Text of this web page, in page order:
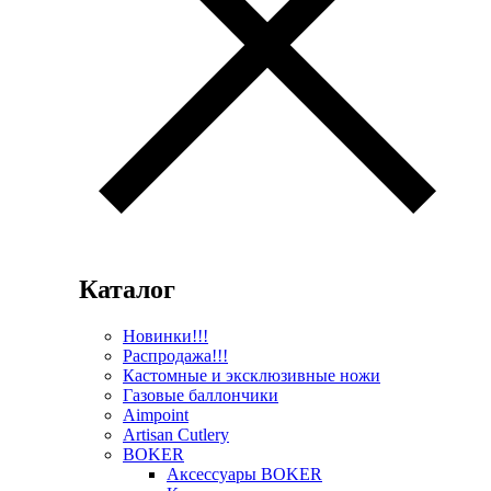
Каталог
Новинки!!!
Распродажа!!!
Кастомные и эксклюзивные ножи
Газовые баллончики
Aimpoint
Artisan Cutlery
BOKER
Аксессуары BOKER